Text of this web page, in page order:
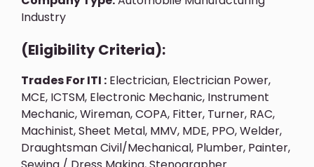
Industry
(Eligibility Criteria):
Trades For ITI : Electrician, Electrician Power,
MCE, ICTSM, Electronic Mechanic, Instrument
Mechanic, Wireman, COPA, Fitter, Turner, RAC,
Machinist, Sheet Metal, MMV, MDE, PPO, Welder,
Draughtsman Civil/Mechanical, Plumber, Painter,